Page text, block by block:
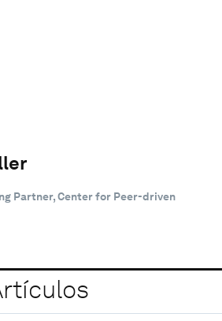
Partner, Center for Peer-driven